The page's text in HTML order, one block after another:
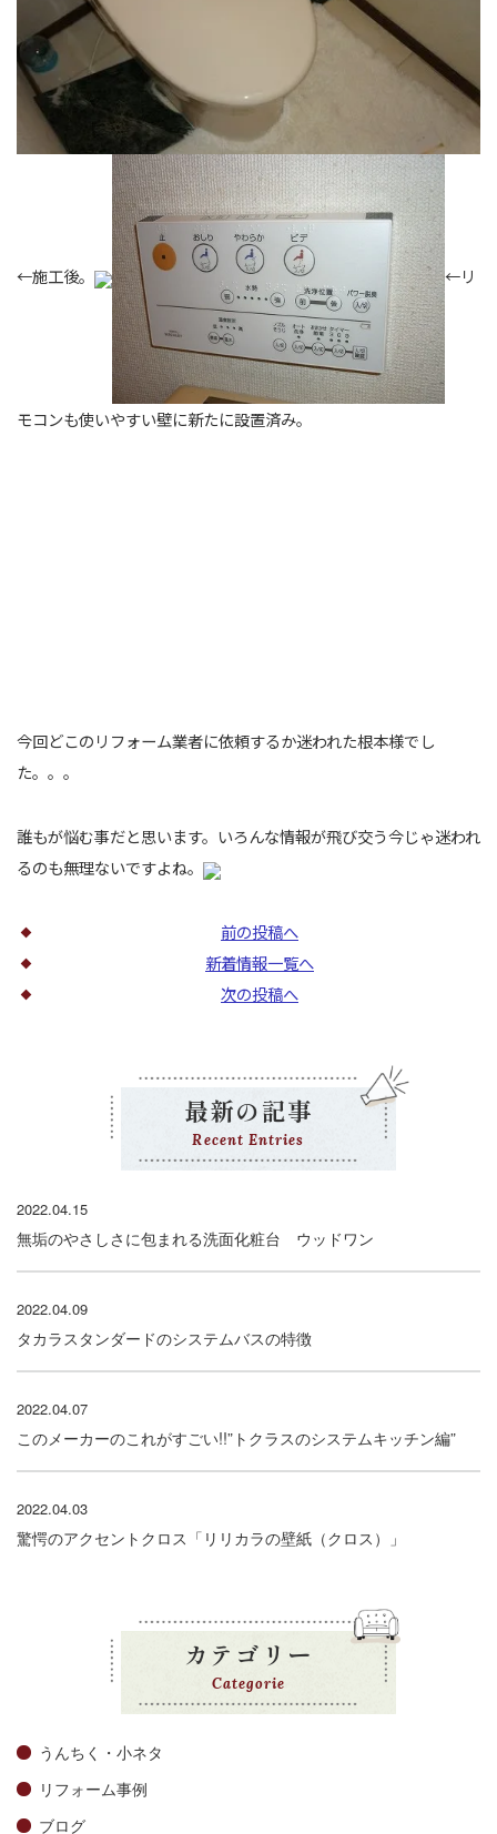
←施工後。 ←リ
モコンも使いやすい壁に新たに設置済み。
今回どこのリフォーム業者に依頼するか迷われた根本様でし
た。。。
誰もが悩む事だと思います。いろんな情報が飛び交う今じゃ迷われ
るのも無理ないですよね。
前の投稿へ
新着情報一覧へ
次の投稿へ
最新の記事
Recent Entries
2022.04.15
無垢のやさしさに包まれる洗面化粧台 ウッドワン
2022.04.09
タカラスタンダードのシステムバスの特徴
2022.04.07
このメーカーのこれがすごい!!”トクラスのシステムキッチン編”
2022.04.03
驚愕のアクセントクロス「リリカラの壁紙（クロス）」
カテゴリー
Categorie
うんちく・小ネタ
リフォーム事例
ブログ